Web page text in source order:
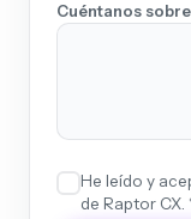
Cuéntanos
He leído y
de Raptor CX.